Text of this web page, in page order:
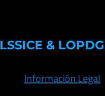
LSSICE &
Información Legal